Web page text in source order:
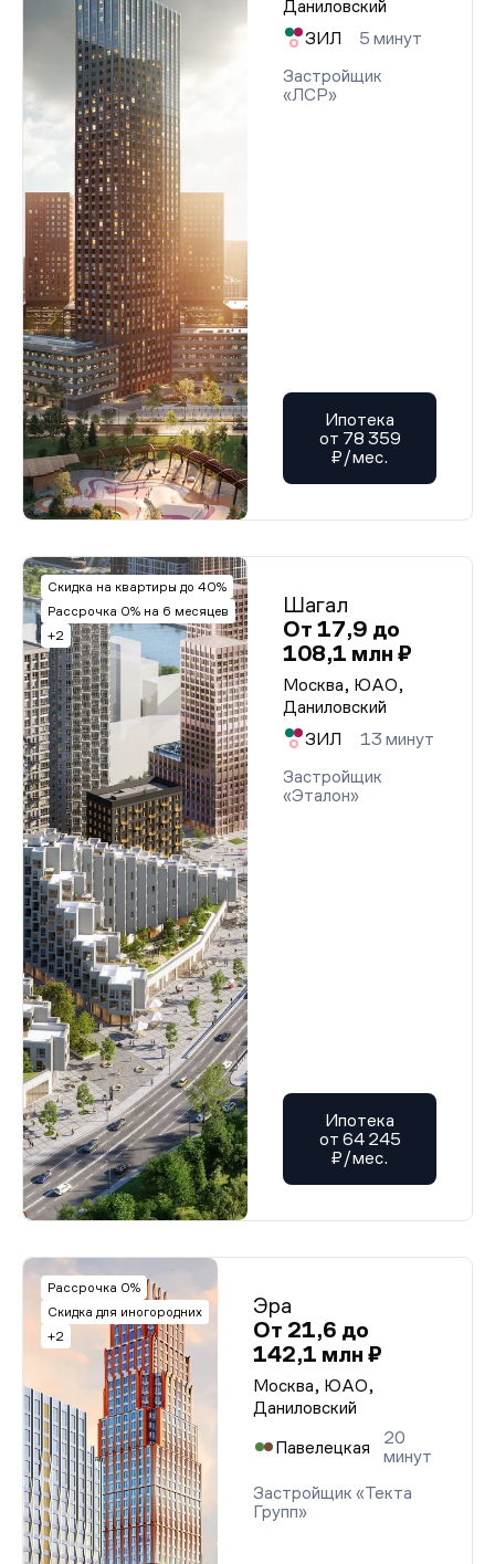
Даниловский
ЗИЛ
5 минут
Застройщик
«ЛСР»
Ипотека
от 78 359
₽/мес.
Скидка на квартиры до 40%
Рассрочка 0% на 6 месяцев
+2
Шагал
От 17,9 до
108,1 млн ₽
Москва, ЮАО,
Даниловский
ЗИЛ
13 минут
Застройщик
«Эталон»
Ипотека
от 64 245
₽/мес.
Рассрочка 0%
Скидка для иногородних
+2
Эра
От 21,6 до
142,1 млн ₽
Москва, ЮАО,
Даниловский
Павелецкая
20
минут
Застройщик «Текта
Групп»